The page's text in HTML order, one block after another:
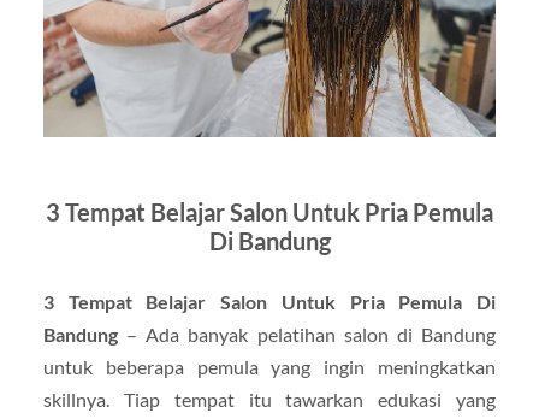
3 Tempat Belajar Salon Untuk Pria Pemula
Di Bandung
3 Tempat Belajar Salon Untuk Pria Pemula Di
Bandung– Ada banyak pelatihan salon di Bandung
untuk beberapa pemula yang ingin meningkatkan
skillnya. Tiap tempat itu tawarkan edukasi yang